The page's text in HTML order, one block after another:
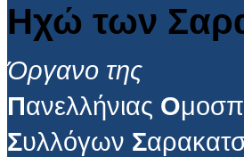
Ηχώ των
Όργανο της
Πανελλήνιας Ο
Συλλόγων Σ